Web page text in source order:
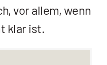
vor allem, wenn
klar ist.